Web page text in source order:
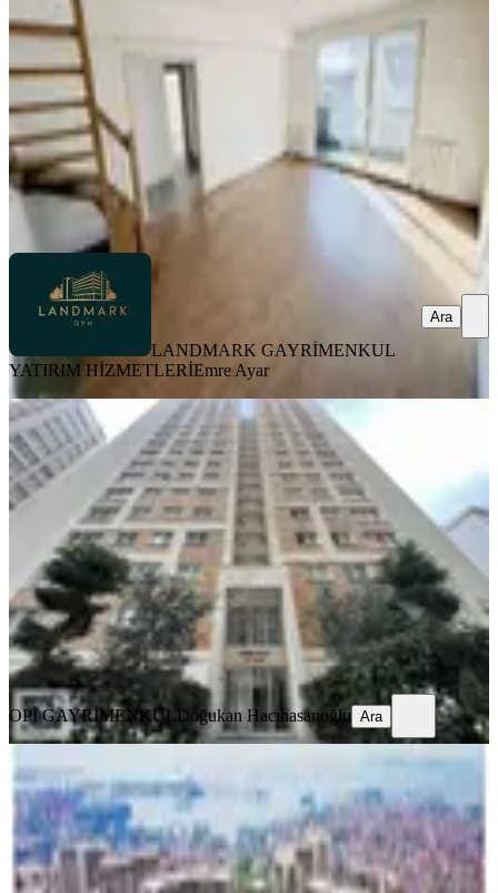
06.08.2026
52.500 ₺
LANDMARK GAYRİMENKUL YATIRIM HİZMETLERİ
Ayar
LANDMARK GAYRİMENKUL
YATIRIM HİZMETLERİEmre Ayar
Ara
SİTE İÇİ
Dumankaya Lokum Evlerde Kiralık
3+1 Arakat Daire
Tuzla, Aydınlı Mahallesi
3.5+1 ·156 m²·5. Kat·09.08.2026
52.000 ₺
OPİ GAYRİMENKULDoğukan Hacıhasanoğlu
Ara
OPİ GAYRİMENKULDoğukan Hacıhasanoğlu Ara
Evora İstanbul'da Kiralık 1+1 Deniz
Manzaralı Balkonlu Daire
Tuzla, Aydıntepe Mahallesi
1+1·70 m²· 12. Kat · 08.08.2026